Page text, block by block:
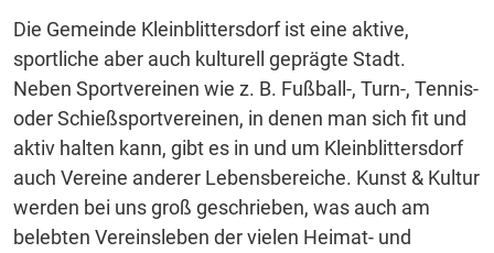
Die Gemeinde Kleinblittersdorf ist eine aktive,
sportliche aber auch kulturell geprägte Stadt.
Neben Sportvereinen wie z. B. Fußball-, Turn-, Tennis-
oder Schießsportvereinen, in denen man sich fit und
aktiv halten kann, gibt es in und um Kleinblittersdorf
auch Vereine anderer Lebensbereiche. Kunst & Kultur
werden bei uns groß geschrieben, was auch am
belebten Vereinsleben der vielen Heimat- und